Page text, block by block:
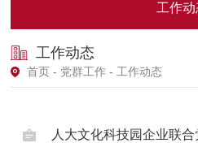
工作
工作动态
首页 - 党群工作 - 工作动态
人大文化科技园企业联合党委举办第六